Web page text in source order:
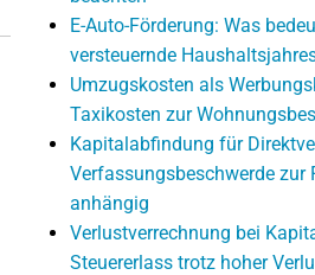
E-Auto-Förderung: Was
versteuernde
Umzugskosten als
Taxikosten zur
Kapitalabfindung für
Verfassungsbeschwerde zur
anhängig
Verlustverrechnung bei
Steuererlass trotz hoher